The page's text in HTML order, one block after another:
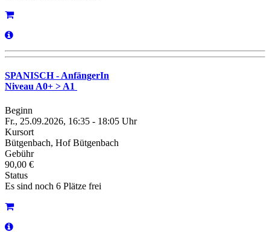
SPANISCH - AnfängerIn
Niveau A0+ > A1
Beginn
Fr., 25.09.2026, 16:35 - 18:05 Uhr
Kursort
Bütgenbach, Hof Bütgenbach
Gebühr
90,00 €
Status
Es sind noch 6 Plätze frei